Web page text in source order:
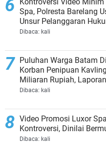
Kontroversi Video
Spa, Polresta Barelang
Unsur Pelanggaran
Dibaca: kali
Puluhan Warga Batam
Korban Penipuan
Miliaran Rupiah,
Jalan di Tempat?
Dibaca: kali
Video Promosi Luxor
Kontroversi, Dinilai
Dibaca: kali